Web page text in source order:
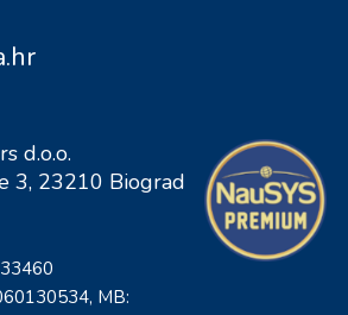
d.o.o.
3, 23210 Biograd
MB: